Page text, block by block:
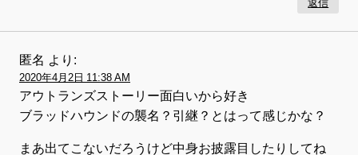
返信
匿名 より:
2020年4月2日 11:38 AM
アウトランズストーリー面白いから好き
ブラッドハウンドの襲名？引継？とはって感じかな？
まあ出てこないだろうけど中身お披露目したりしてね